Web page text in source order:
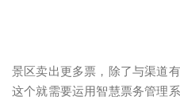
景区卖出更多票，除了与渠道
这个就需要运用智慧票务管理